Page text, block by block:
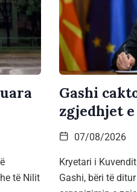
të Nilit
Gashi
zgjedhjet
07/08/2026
Kryetari i
Gashi, bëri të